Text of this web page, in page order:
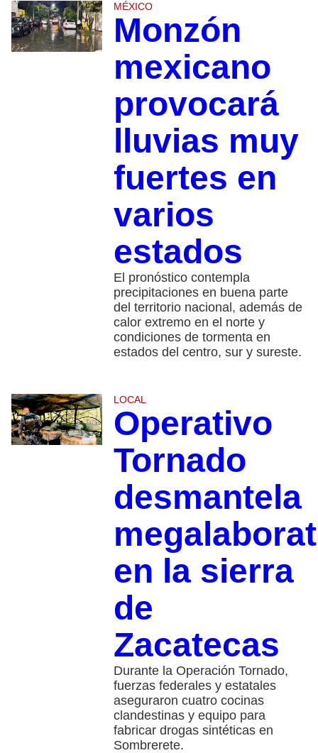
MÉXICO
Monzón
mexicano
provocará
lluvias muy
fuertes en
varios
estados
El pronóstico contempla
precipitaciones en buena parte
del territorio nacional, además de
calor extremo en el norte y
condiciones de tormenta en
estados del centro, sur y sureste.
LOCAL
Operativo
Tornado
desmantela
en la sierra
de
Zacatecas
Durante la Operación Tornado,
fuerzas federales y estatales
aseguraron cuatro cocinas
clandestinas y equipo para
fabricar drogas sintéticas en
Sombrerete.